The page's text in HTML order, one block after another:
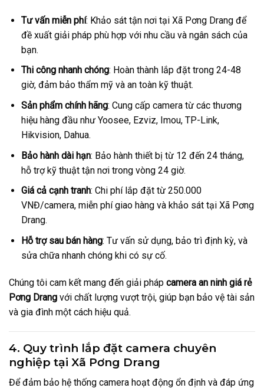
Tư vấn miễn phí: Khảo sát tận nơi tại Xã Pơng Drang để
đề xuất giải pháp phù hợp với nhu cầu và ngân sách của
bạn.
Thi công nhanh chóng: Hoàn thành lắp đặt trong 24-48
giờ, đảm bảo thẩm mỹ và an toàn kỹ thuật.
Sản phẩm chính hãng: Cung cấp camera từ các thương
hiệu hàng đầu như Yoosee, Ezviz, Imou, TP-Link,
Hikvision, Dahua.
Bảo hành dài hạn: Bảo hành thiết bị từ 12 đến 24 tháng,
hỗ trợ kỹ thuật tận nơi trong vòng 24 giờ.
Giá cả cạnh tranh: Chi phí lắp đặt từ 250.000
VNĐ/camera, miễn phí giao hàng và khảo sát tại Xã Pơng
Drang.
Hỗ trợ sau bán hàng: Tư vấn sử dụng, bảo trì định kỳ, và
sửa chữa nhanh chóng khi có sự cố.
Chúng tôi cam kết mang đến giải pháp camera an ninh giá rẻ
Pơng Drang với chất lượng vượt trội, giúp bạn bảo vệ tài sản
và gia đình một cách hiệu quả.
4. Quy trình lắp đặt camera chuyên
nghiệp tại Xã Pơng Drang
Để đảm bảo hệ thống camera hoạt động ổn định và đáp ứng